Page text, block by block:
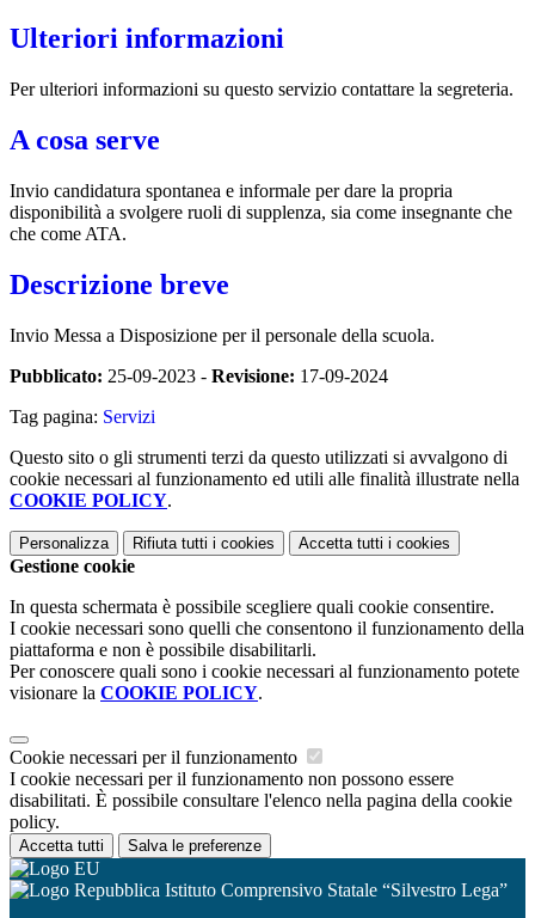
Ulteriori informazioni
Per ulteriori informazioni su questo servizio contattare la segreteria.
A cosa serve
Invio candidatura spontanea e informale per dare la propria
disponibilità a svolgere ruoli di supplenza, sia come insegnante che
che come ATA.
Descrizione breve
Invio Messa a Disposizione per il personale della scuola.
Pubblicato: 25-09-2023 - Revisione: 17-09-2024
Tag pagina: Servizi
Questo sito o gli strumenti terzi da questo utilizzati si avvalgono di
cookie necessari al funzionamento ed utili alle finalità illustrate nella
COOKIE POLICY.
Personalizza Rifiuta tutti i cookies Accetta tutti i cookies
Gestione cookie
In questa schermata è possibile scegliere quali cookie consentire.
I cookie necessari sono quelli che consentono il funzionamento della
piattaforma e non è possibile disabilitarli.
Per conoscere quali sono i cookie necessari al funzionamento potete
visionare la COOKIE POLICY.
Cookie necessari per il funzionamento
I cookie necessari per il funzionamento non possono essere
disabilitati. È possibile consultare l'elenco nella pagina della cookie
policy.
Accetta tutti Salva le preferenze
Istituto Comprensivo Statale “Silvestro Lega”